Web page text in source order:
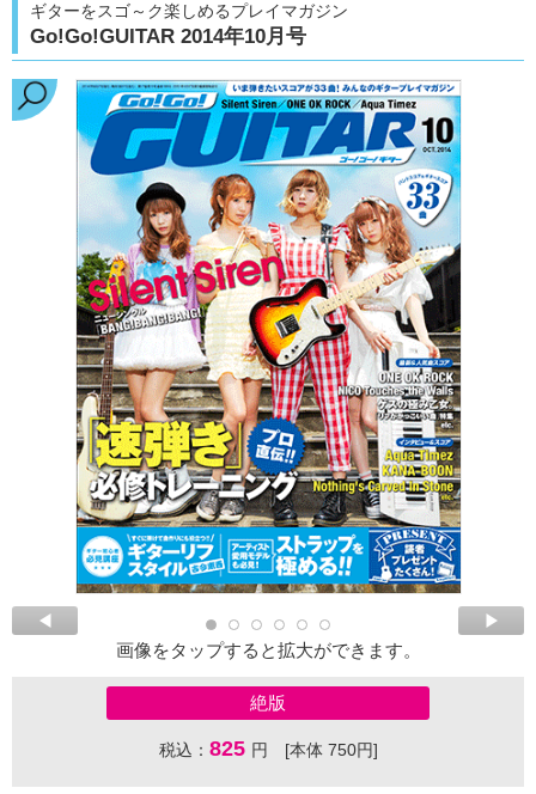
ギターをスゴ～ク楽しめるプレイマガジン
Go!Go!GUITAR 2014年10月号
画像をタップすると拡大ができます。
絶版
税込： 825 円 [本体 750円]